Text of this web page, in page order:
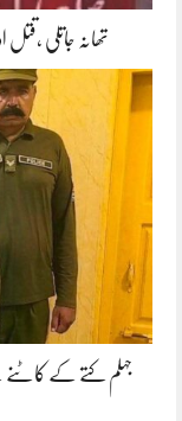
تھانہ جاتلی
جہلم کتے کے کاٹنے